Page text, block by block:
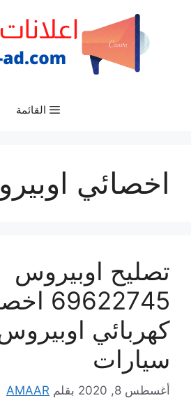
القائمة
اخصائي
تصليح اوبيروس
كهربائي
سيارات
أغسطس 8, 2020 بقلم AMAAR